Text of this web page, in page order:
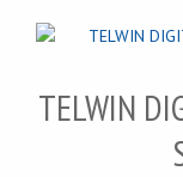
TELWIN